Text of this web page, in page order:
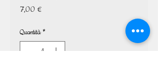
7,00 €
Quantità *